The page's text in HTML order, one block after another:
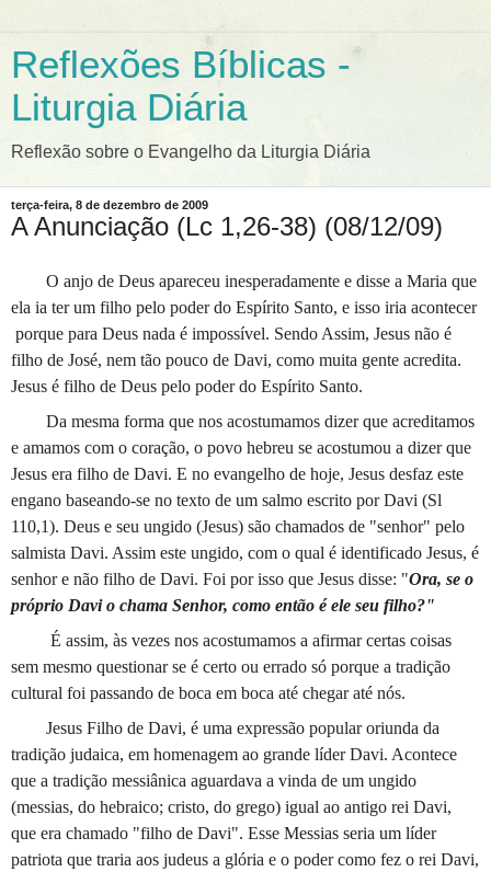
Reflexões Bíblicas -
Liturgia Diária
Reflexão sobre o Evangelho da Liturgia Diária
terça-feira, 8 de dezembro de 2009
A Anunciação (Lc 1,26-38) (08/12/09)
O anjo de Deus apareceu inesperadamente e disse a Maria que
ela ia ter um filho pelo poder do Espírito Santo, e isso iria acontecer
porque para Deus nada é impossível. Sendo Assim, Jesus não é
filho de José, nem tão pouco de Davi, como muita gente acredita.
Jesus é filho de Deus pelo poder do Espírito Santo.
Da mesma forma que nos acostumamos dizer que acreditamos
e amamos com o coração, o povo hebreu se acostumou a dizer que
Jesus era filho de Davi. E no evangelho de hoje, Jesus desfaz este
engano baseando-se no texto de um salmo escrito por Davi (Sl
110,1). Deus e seu ungido (Jesus) são chamados de "senhor" pelo
salmista Davi. Assim este ungido, com o qual é identificado Jesus, é
senhor e não filho de Davi. Foi por isso que Jesus disse: "Ora, se o
próprio Davi o chama Senhor, como então é ele seu filho?"
É assim, às vezes nos acostumamos a afirmar certas coisas
sem mesmo questionar se é certo ou errado só porque a tradição
cultural foi passando de boca em boca até chegar até nós.
Jesus Filho de Davi, é uma expressão popular oriunda da
tradição judaica, em homenagem ao grande líder Davi. Acontece
que a tradição messiânica aguardava a vinda de um ungido
(messias, do hebraico; cristo, do grego) igual ao antigo rei Davi,
que era chamado "filho de Davi". Esse Messias seria um líder
patriota que traria aos judeus a glória e o poder como fez o rei Davi,